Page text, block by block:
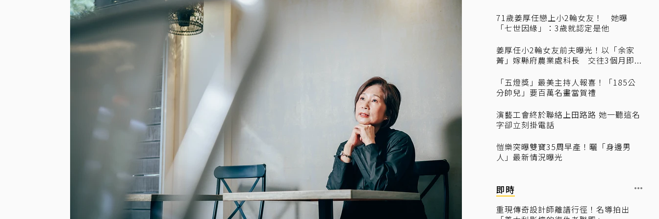
71歲姜厚任戀上小2輪女友！ 她曝
「七世因緣」：3歲就認定是他
姜厚任小2輪女友前夫曝光！以「余家
菁」嫁縣府農業處科長 交往3個月即...
「五燈獎」最美主持人報喜！「185公
分帥兒」要百萬名畫當賀禮
演藝工會終於聯絡上田路路 她一聽這名
字卻立刻掛電話
愷樂突曝雙寶35周早產！曬「身邊男
人」最新情況曝光
即時
重現傳奇設計師離譜行徑！名導拍出